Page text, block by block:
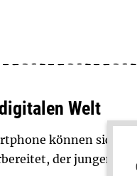
Welt
können sich
der jungen